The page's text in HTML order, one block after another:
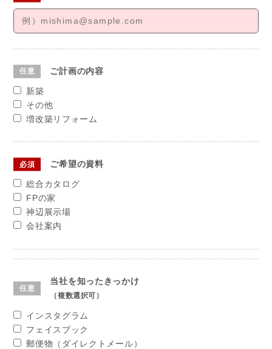
ご計画の内容
新築
その他
増改築リフォーム
ご希望の資料
総合カタログ
FPの家
神辺展示場
会社案内
当社を知ったきっかけ
（複数選択可）
インスタグラム
フェイスブック
郵便物（ダイレクトメール）